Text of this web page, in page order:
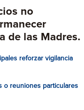
no
de las Madres.
reforzar vigilancia
o reuniones particulares